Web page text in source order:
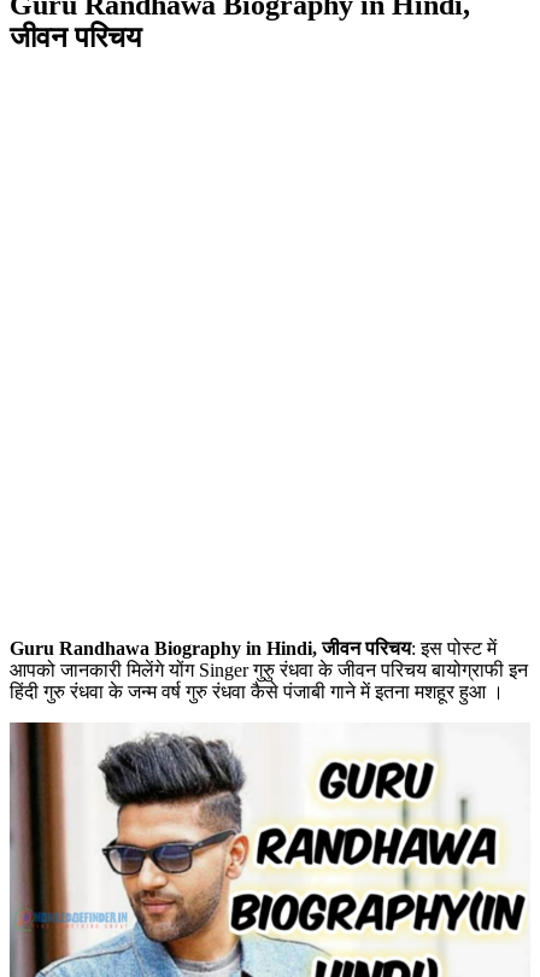
जीवन परिचय
Guru Randhawa Biography in Hindi, जीवन परिचय: इस पोस्ट में
आपको जानकारी मिलेंगे योंग Singer गुरुु रंधवा के जीवन परिचय बायोग्राफी इन
हिंदी गुरु रंधवा के जन्म वर्ष गुरु रंधवा कैसे पंजाबी गाने में इतना मशहूर हुआ ।